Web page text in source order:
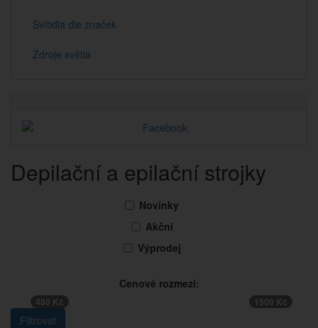
Svítidla dle značek
Zdroje světla
Depilační a epilační strojky
Novinky
Akční
Výprodej
Cenové rozmezí:
480 Kč 1500 Kč